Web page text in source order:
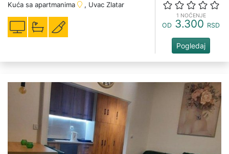
Kuća sa apartmanima , Uvac Zlatar
1 NOĆENJE
OD 3.300 RSD
Pogledaj